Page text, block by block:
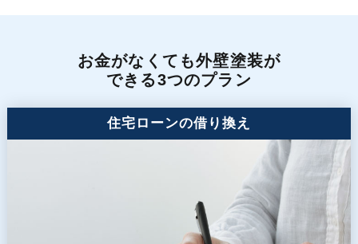
お金がなくても外壁塗装が
できる3つのプラン
住宅ローンの借り換え